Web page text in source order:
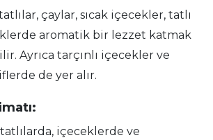
çaylar, sıcak içecekler, tatlı
aromatik bir lezzet katmak
Ayrıca tarçınlı içecekler ve
de yer alır.
içeceklerde ve